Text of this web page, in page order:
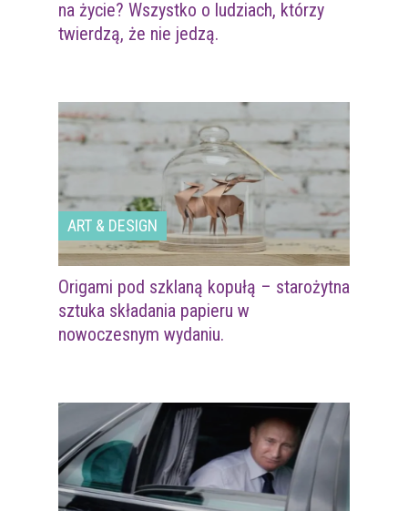
na życie? Wszystko o ludziach, którzy
twierdzą, że nie jedzą.
ART & DESIGN
Origami pod szklaną kopułą – starożytna
sztuka składania papieru w
nowoczesnym wydaniu.